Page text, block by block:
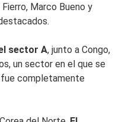
Marco Bueno y
sector A, junto a Congo,
un sector en el que se
completamente